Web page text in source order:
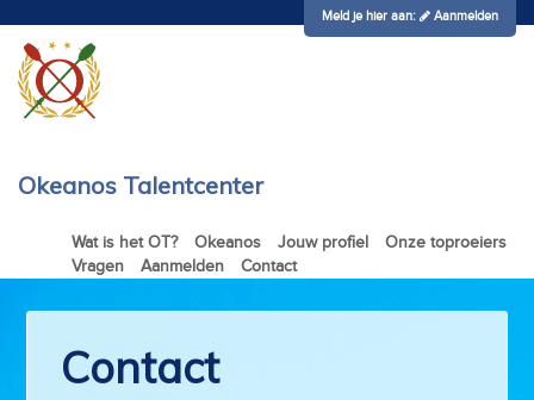
Meld je hier aan: Aanmelden
Okeanos Talentcenter
Wat is het OT? Okeanos Jouw profiel
Onze toproeiers
Vragen
Aanmelden Contact
Contact